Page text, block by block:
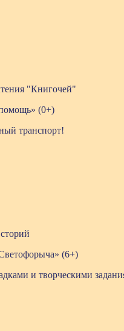
"Книгочей"
(0+)
транспорт!
(6+)
и творческими